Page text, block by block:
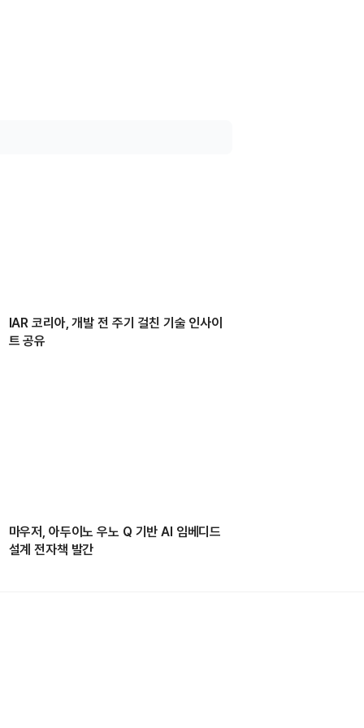
IAR 코리아, 개발 전 주기 걸친 기술 인사이
트 공유
마우저, 아두이노 우노 Q 기반 AI 임베디드
설계 전자책 발간